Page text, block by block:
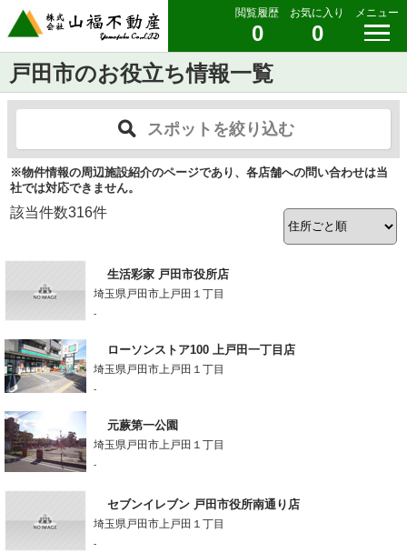
閲覧履歴
0
お気に入り
0
メニュー
戸田市のお役立ち情報一覧
スポットを絞り込む
※物件情報の周辺施設紹介のページであり、各店舗への問い合わせは当
社では対応できません。
該当件数316件
生活彩家 戸田市役所店
埼玉県戸田市上戸田１丁目
-
ローソンストア100 上戸田一丁目店
埼玉県戸田市上戸田１丁目
-
元蕨第一公園
埼玉県戸田市上戸田１丁目
-
セブンイレブン 戸田市役所南通り店
埼玉県戸田市上戸田１丁目
-